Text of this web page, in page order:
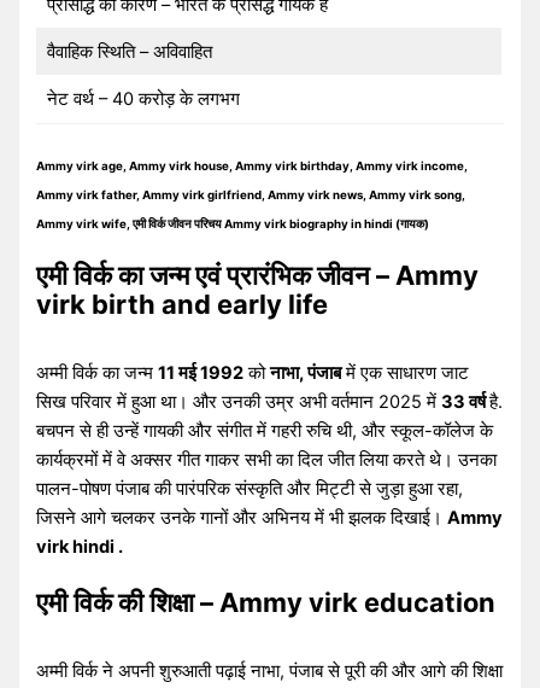
प्रसिद्धि का कारण – भारत के प्रसिद्ध गायक है
वैवाहिक स्थिति – अविवाहित
नेट वर्थ – 40 करोड़ के लगभग
Ammy virk age, Ammy virk house, Ammy virk birthday, Ammy virk income,
Ammy virk father, Ammy virk girlfriend, Ammy virk news, Ammy virk song,
Ammy virk wife, एमी विर्क जीवन परिचय Ammy virk biography in hindi (गायक)
एमी विर्क का जन्म एवं प्रारंभिक जीवन – Ammy
virk birth and early life
अम्मी विर्क का जन्म11 मई 1992कोनाभा, पंजाबमें एक साधारण जाट
सिख परिवार में हुआ था। और उनकी उम्र अभी वर्तमान 2025 में33 वर्षहै.
बचपन से ही उन्हें गायकी और संगीत में गहरी रुचि थी, और स्कूल-कॉलेज के
कार्यक्रमों में वे अक्सर गीत गाकर सभी का दिल जीत लिया करते थे। उनका
पालन-पोषण पंजाब की पारंपरिक संस्कृति और मिट्टी से जुड़ा हुआ रहा,
जिसने आगे चलकर उनके गानों और अभिनय में भी झलक दिखाई।Ammy
virk hindi .
एमी विर्क की शिक्षा – Ammy virk education
अम्मी विर्क ने अपनी शुरुआती पढ़ाई नाभा, पंजाब से पूरी की और आगे की शिक्षा